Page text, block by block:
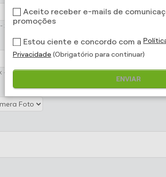
xxxx
- xxxx
Aceito receber e-mails de
promoções
Estou ciente e concordo com a
Privacidade (Obrigatório para continuar)
ENVIAR